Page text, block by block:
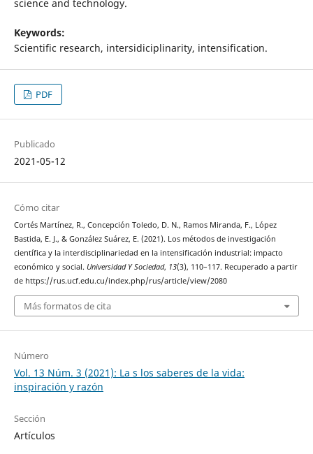
science and technology.
Keywords:
Scientific research, intersidiciplinarity, intensification.
PDF
Publicado
2021-05-12
Cómo citar
Cortés Martínez, R., Concepción Toledo, D. N., Ramos Miranda, F., López
Bastida, E. J., & González Suárez, E. (2021). Los métodos de investigación
científica y la interdisciplinariedad en la intensificación industrial: impacto
económico y social. Universidad Y Sociedad, 13(3), 110–117. Recuperado a partir
de https://rus.ucf.edu.cu/index.php/rus/article/view/2080
Más formatos de cita
Número
Vol. 13 Núm. 3 (2021): La s los saberes de la vida:
inspiración y razón
Sección
Artículos